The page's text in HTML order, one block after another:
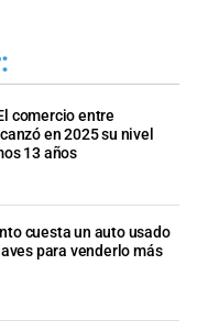
comercio entre
en 2025 su nivel
13 años
cuesta un auto usado
para venderlo más